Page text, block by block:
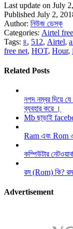
Last update on July
Published July 2,
Author: নিউজ ডেস্ক
Categories: Airtel
Tags: ৪, 512, Airtel,
free net, HOT, Hour,
Related Posts
নগদ নম্বর দিয়ে
ব্যবহার করে ।
Mb ছাড়াই
Ram এবং Rom
কম্পিউটার
রম (Rom) কি?
Advertisement